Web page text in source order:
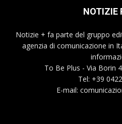
NOTIZIE
Notizie + fa parte del gruppo
agenzia di comunicazione in
To Be Plus - Via Borin
Tel: +39
E-mail: